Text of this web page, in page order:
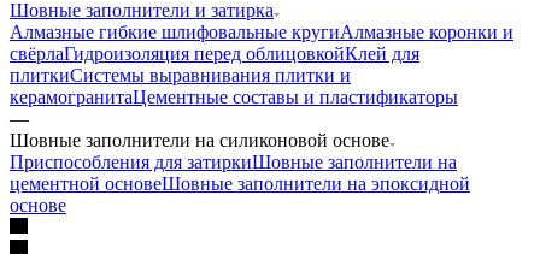
Шовные заполнители и затирка
Алмазные гибкие шлифовальные кругиАлмазные коронки и
свёрлаГидроизоляция перед облицовкойКлей для
плиткиСистемы выравнивания плитки и
керамогранитаЦементные составы и пластификаторы
—
Шовные заполнители на силиконовой основе
Приспособления для затиркиШовные заполнители на
цементной основеШовные заполнители на эпоксидной
основе